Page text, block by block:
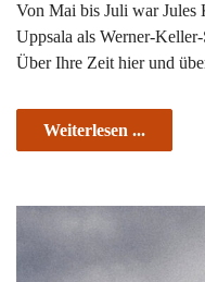
Von Mai bis Juli war Jules
Uppsala als Werner-
Über Ihre Zeit hier und
Weiterlesen ...